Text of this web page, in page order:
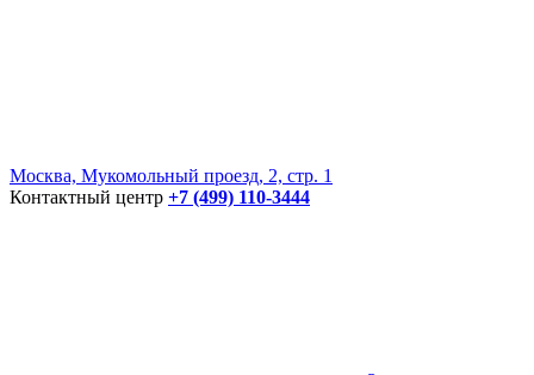
Москва, Мукомольный проезд, 2, стр. 1
Контактный центр +7 (499) 110-3444